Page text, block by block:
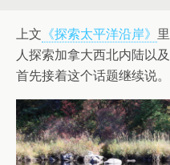
上文 《探索太平洋沿岸》
人探索加拿大西北内陆以
首先接着这个话题继续说。